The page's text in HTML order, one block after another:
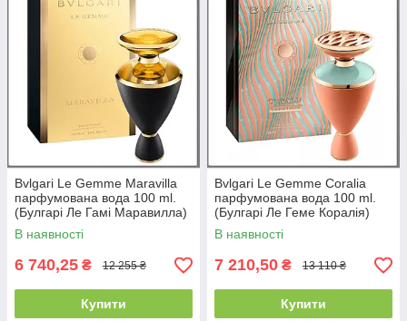
Bvlgari Le Gemme Maravilla
парфумована вода 100 ml.
(Булгарі Ле Гамі Маравилла)
В наявності
6 740,25 ₴ 12 255 ₴
Купити
Bvlgari Le Gemme Coralia
парфумована вода 100 ml.
(Булгарі Ле Геме Коралія)
В наявності
7 210,50 ₴ 13 110 ₴
Купити